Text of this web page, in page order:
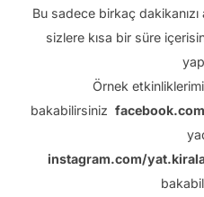
Bu sadece birkaç
sizlere kısa bir süre
Örnek
bakabilirsiniz
instagram.com/